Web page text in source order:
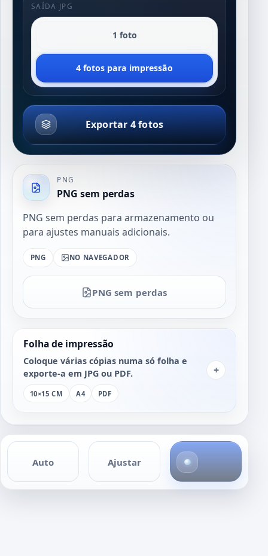
SAÍDA JPG
1 foto
4 fotos para impressão
Exportar 4 fotos
PNG
PNG sem perdas
PNG sem perdas para armazenamento ou
para ajustes manuais adicionais.
PNG NO NAVEGADOR
PNG sem perdas
Folha de impressão
Coloque várias cópias numa só folha e
exporte-a em JPG ou PDF.
10×15 CM A4 PDF
+
Auto Ajustar
o
t